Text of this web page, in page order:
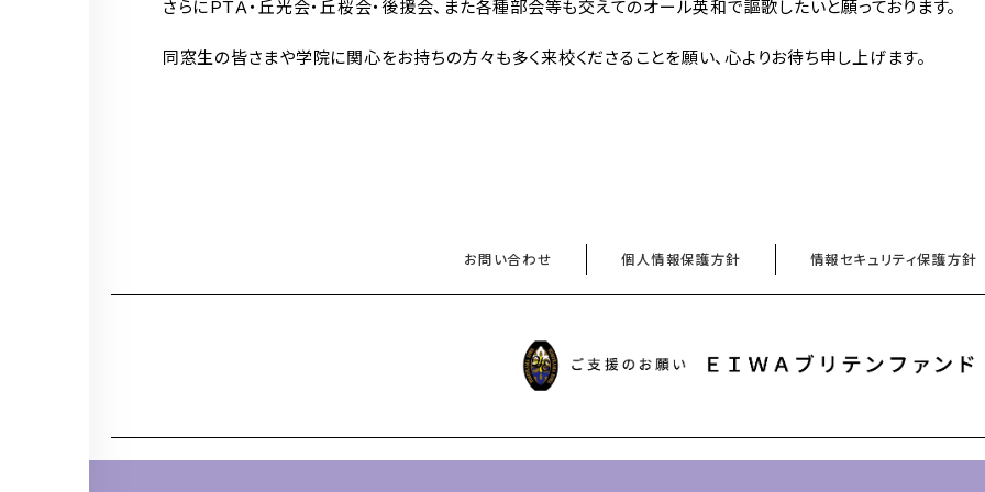
さらにＰＴＡ・丘光会・丘桜会・後援会、また各種部会等も交えてのオール英和で謳歌したいと願っております。
同窓生の皆さまや学院に関心をお持ちの方々も多く来校くださることを願い、心よりお待ち申し上げます。
お問い合わせ 個人情報保護方針 情報セキュリティ保護方針